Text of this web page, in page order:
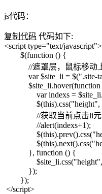
js代码：
复制代码 代码如下:
<script type="text/javascript">
$(function () {
//遮罩层，鼠标移动上
var $site_li = $(".site-
$site_li.hover(function
var indexs =
$(this).css("height",
//获取当前点击li元素
//alert(indexs+1);
}, function () {
$site_li.css("height",
});
});
</script>